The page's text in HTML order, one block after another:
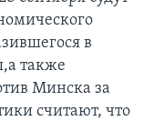
в
также
Минска за
считают, что